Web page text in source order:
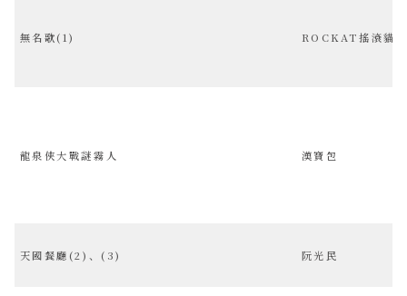
無名歌(1) ROCKAT搖滾貓
龍泉俠大戰謎霧人 漢寶包
天國餐廳(2)、(3) 阮光民